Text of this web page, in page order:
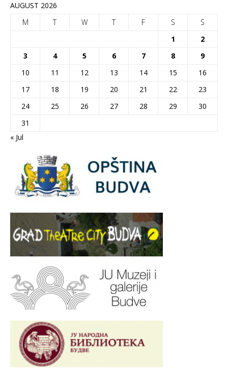
AUGUST 2026
M
T W T F S
S
1
2
3
4 5 6 7 8
9
10
11 12 13 14 15
16
17
18 19 20 21 22
23
24
25 26 27 28 29
30
31
« Jul